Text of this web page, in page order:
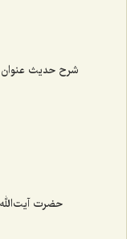
شرح حدیث عنوان
حضرت